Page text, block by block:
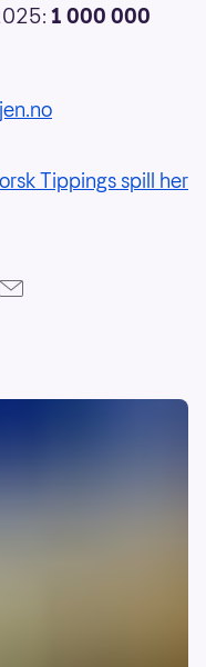
1 000 000
Tippings spill her